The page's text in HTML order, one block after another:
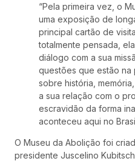
“Pela primeira vez, o
uma exposição de
principal cartão de
totalmente pensada,
diálogo com a sua
questões que estão
sobre história,
a sua relação com o
escravidão da forma
aconteceu aqui no
O Museu da Abolição foi
presidente Juscelino